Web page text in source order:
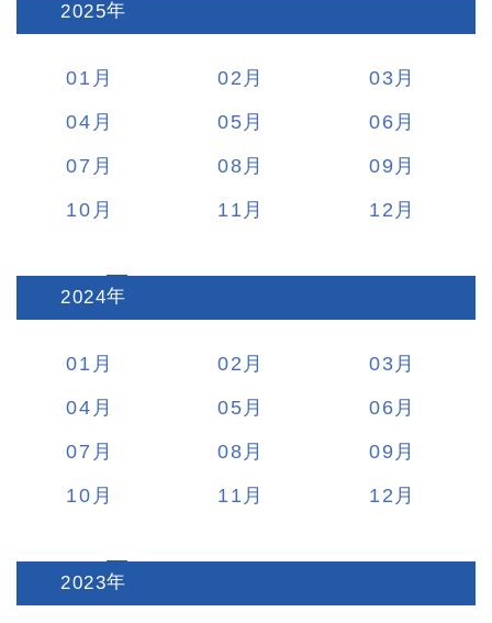
2025:
01 02
03
04
05
06
07
08
09
10
11 12
2024:
01 02
03
04
05
06
07
08
09
10
11 12
2023: